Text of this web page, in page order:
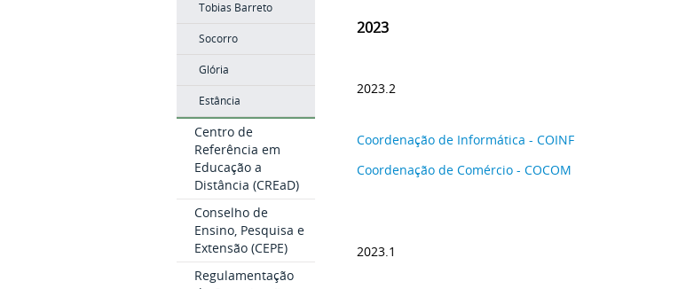
Tobias Barreto
Socorro
Glória
Estância
Centro de
Referência em
Educação a
Distância (CREaD)
Conselho de
Ensino, Pesquisa e
Extensão (CEPE)
Regulamentação
2023
2023.2
Coordenação de Informática - COINF
Coordenação de Comércio - COCOM
2023.1